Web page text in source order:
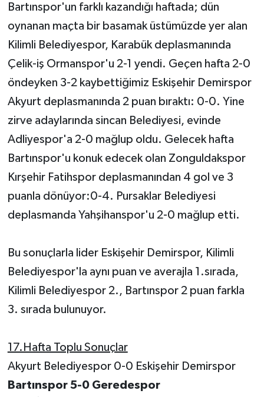
Bartınspor'un farklı kazandığı haftada; dün
oynanan maçta bir basamak üstümüzde yer alan
Kilimli Belediyespor, Karabük deplasmanında
Çelik-iş Ormanspor'u 2-1 yendi. Geçen hafta 2-0
öndeyken 3-2 kaybettiğimiz Eskişehir Demirspor
Akyurt deplasmanında 2 puan bıraktı: 0-0. Yine
zirve adaylarında sincan Belediyesi, evinde
Adliyespor'a 2-0 mağlup oldu. Gelecek hafta
Bartınspor'u konuk edecek olan Zonguldakspor
Kırşehir Fatihspor deplasmanından 4 gol ve 3
puanla dönüyor:0-4. Pursaklar Belediyesi
deplasmanda Yahşihanspor'u 2-0 mağlup etti.
Bu sonuçlarla lider Eskişehir Demirspor, Kilimli
Belediyespor'la aynı puan ve averajla 1.sırada,
Kilimli Belediyespor 2., Bartınspor 2 puan farkla
3. sırada bulunuyor.
17.Hafta Toplu Sonuçlar
Akyurt Belediyespor 0-0 Eskişehir Demirspor
Bartınspor 5-0 Geredespor